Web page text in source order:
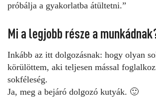
próbálja a gyakorlatba átültetni.”
Mi a legjobb része a
Inkább az itt dolgozásnak: hogy olyan
körülöttem, aki teljesen mással
sokféleség.
Ja, meg a bejáró dolgozó kutyák. 🙂